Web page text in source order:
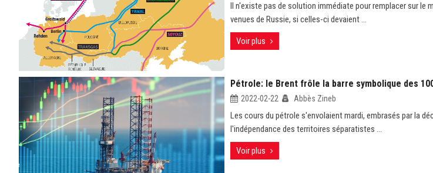
Il n'existe pas de solution immédiate pour remplacer sur le
venues de Russie, si celles-ci devaient ...
Voir plus
Pétrole: le Brent frôle la barre symbolique des
2022-02-22 Abbès Zineb
Les cours du pétrole s'envolaient mardi, embrasés par la
l'indépendance des territoires séparatistes ...
Voir plus